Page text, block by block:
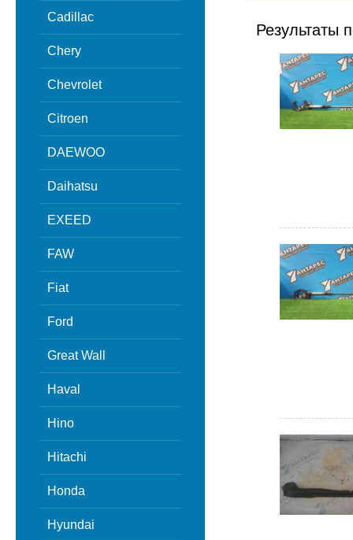
Cadillac
Chery
Chevrolet
Citroen
DAEWOO
Daihatsu
EXEED
FAW
Fiat
Ford
Great Wall
Haval
Hino
Hitachi
Honda
Hyundai
Результаты